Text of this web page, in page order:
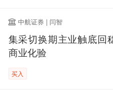
中航证券 | 闫智
集采切换期主业触底回
商业化验
买入